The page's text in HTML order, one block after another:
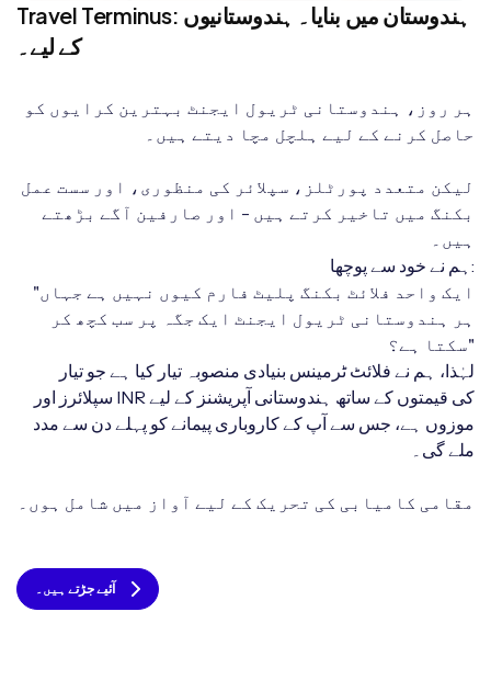
Travel Terminus: ہندوستان میں بنایا۔ ہندوستانیوں
کے لیے۔
ہر روز، ہندوستانی ٹریول ایجنٹ بہترین کرایوں کو
حاصل کرنے کے لیے ہلچل مچا دیتے ہیں۔
لیکن متعدد پورٹلز، سپلائر کی منظوری، اور سست عمل
بکنگ میں تاخیر کرتے ہیں - اور صارفین آگے بڑھتے
ہیں۔
ہم نے خود سے پوچھا:
"ایک واحد فلائٹ بکنگ پلیٹ فارم کیوں نہیں ہے جہاں
ہر ہندوستانی ٹریول ایجنٹ ایک جگہ پر سب کچھ کر
سکتا ہے؟"
لہٰذا، ہم نے فلائٹ ٹرمینس بنیادی منصوبہ تیار کیا ہے جو تیار
سپلائرز اور INR کی قیمتوں کے ساتھ ہندوستانی آپریشنز کے لیے
موزوں ہے، جس سے آپ کے کاروباری پیمانے کو پہلے دن سے مدد
ملے گی۔
مقامی کامیابی کی تحریک کے لیے آواز میں شامل ہوں۔
آئیے جڑتے ہیں۔